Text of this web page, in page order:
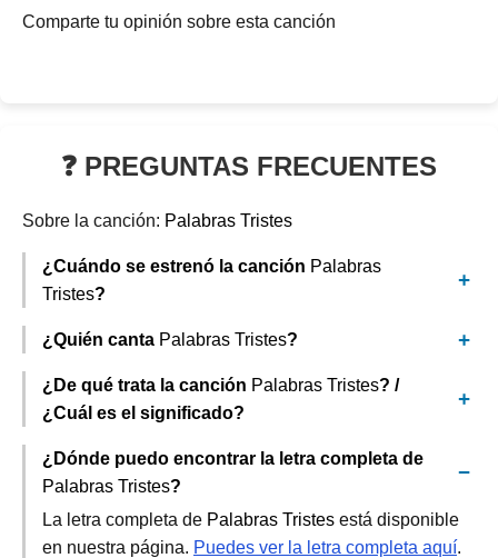
Comparte tu opinión sobre esta canción
❓ PREGUNTAS FRECUENTES
Sobre la canción: Palabras Tristes
¿Cuándo se estrenó la canción Palabras
Tristes?
¿Quién canta Palabras Tristes?
¿De qué trata la canción Palabras Tristes? /
¿Cuál es el significado?
¿Dónde puedo encontrar la letra completa de
Palabras Tristes?
La letra completa de Palabras Tristes está disponible
en nuestra página. Puedes ver la letra completa aquí.